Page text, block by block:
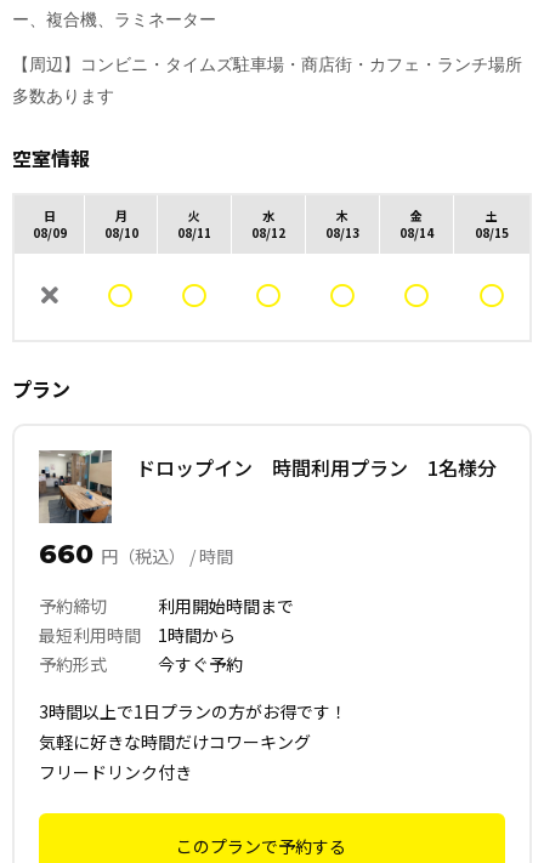
ー、複合機、ラミネーター
【周辺】コンビニ・タイムズ駐車場・商店街・カフェ・ランチ場所
多数あります
空室情報
日
08/09
月
08/10
火
08/11
水
08/12
木
08/13
金
08/14
土
08/15
プラン
ドロップイン 時間利用プラン 1名様分
660 円（税込） / 時間
予約締切 利用開始時間まで
最短利用時間 1時間から
予約形式 今すぐ予約
3時間以上で1日プランの方がお得です！
気軽に好きな時間だけコワーキング
フリードリンク付き
このプランで予約する